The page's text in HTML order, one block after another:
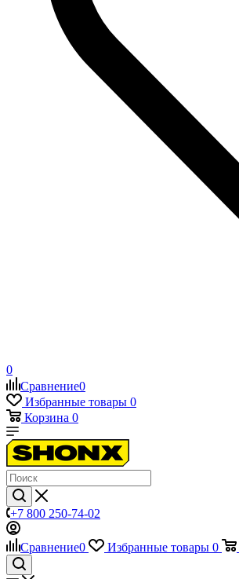
0
Сравнение0
Избранные товары 0
Корзина 0
+7 800 250-74-02
Сравнение0 Избранные товары 0